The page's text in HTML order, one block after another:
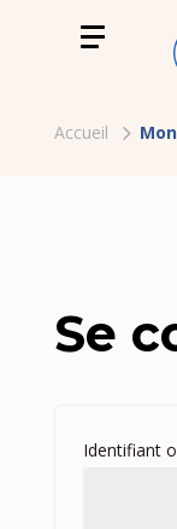
Accueil
Se
Identifiant